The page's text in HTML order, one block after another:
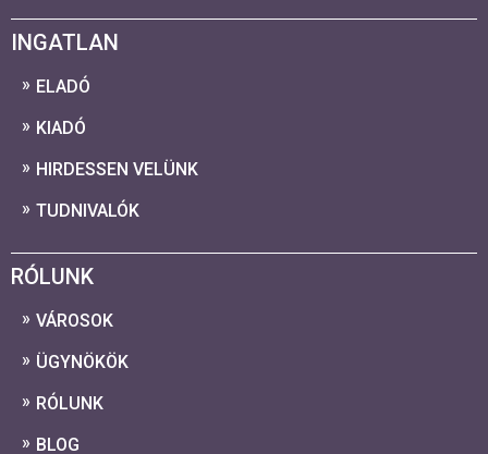
INGATLAN
ELADÓ
KIADÓ
HIRDESSEN VELÜNK
TUDNIVALÓK
RÓLUNK
VÁROSOK
ÜGYNÖKÖK
RÓLUNK
BLOG